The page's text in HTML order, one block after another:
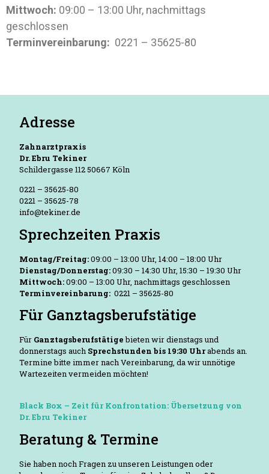
Mittwoch: 09:00 – 13:00 Uhr, nachmittags
geschlossen
Terminvereinbarung: 0221 – 35625-80
Adresse
Zahnarztpraxis
Dr. Ebru Tekiner
Schildergasse 112 50667 Köln
0221 – 35625-80
0221 – 35625-78
info@tekiner.de
Sprechzeiten Praxis
Montag/Freitag:09:00 – 13:00 Uhr, 14:00 – 18:00 Uhr
Dienstag/Donnerstag:09:30 – 14:30 Uhr, 15:30 – 19:30 Uhr
Mittwoch:09:00 – 13:00 Uhr, nachmittags geschlossen
Terminvereinbarung: 0221 – 35625-80
Für Ganztagsberufstätige
Für Ganztagsberufstätigebieten wir dienstags und
donnerstags auch Sprechstunden bis 19:30 Uhrabends an.
Termine bitte immer nach Vereinbarung, da wir unnötige
Wartezeiten vermeiden möchten!
Black Box – Zeit für Konfrontation: Übersetzung von
Dr. Ebru Tekiner
Beratung & Termine
Sie haben noch Fragen zu unseren Leistungen oder